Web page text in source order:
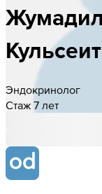
Эндокринолог
Стаж 7 лет